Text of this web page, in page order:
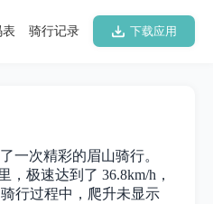
下载应用
骑行记录
一次精彩的眉山骑行。
，极速达到了 36.8km/h，
行过程中，爬升未显示